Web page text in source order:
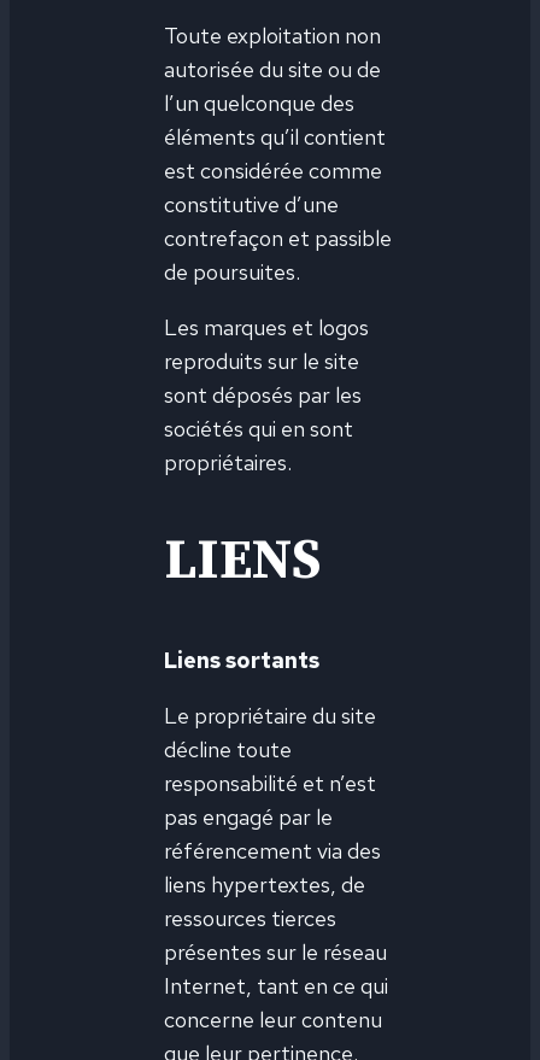
Toute exploitation non
autorisée du site ou de
l’un quelconque des
éléments qu’il contient
est considérée comme
constitutive d’une
contrefaçon et passible
de poursuites.
Les marques et logos
reproduits sur le site
sont déposés par les
sociétés qui en sont
propriétaires.
LIENS
Liens sortants
Le propriétaire du site
décline toute
responsabilité et n’est
pas engagé par le
référencement via des
liens hypertextes, de
ressources tierces
présentes sur le réseau
Internet, tant en ce qui
concerne leur contenu
que leur pertinence.